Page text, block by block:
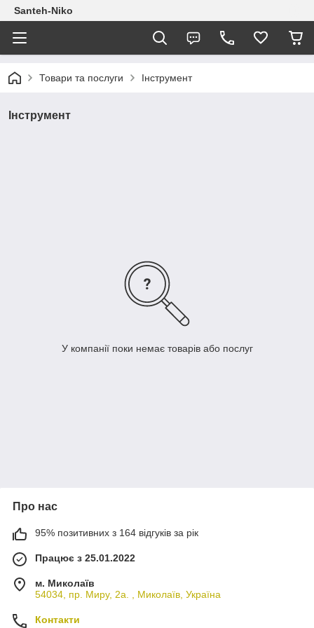
Santeh-Niko
Товари та послуги Інструмент
Інструмент
У компанії поки немає товарів або послуг
Про нас
95% позитивних з 164 відгуків за рік
Працює з 25.01.2022
м. Миколаїв
54034, пр. Миру, 2а. , Миколаїв, Україна
Контакти